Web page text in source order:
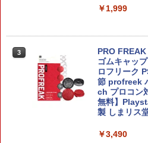
ntendo
L シンプル
チ ライト 任
ー 入れ物 コ
￥2,980
￥1,999
3
PRO
ゴムキャッ
ロフリーク
節 profreek
ch プロコン
無料】
製 しまリス
￥3,490